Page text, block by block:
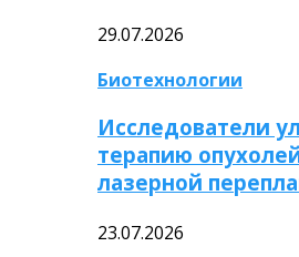
29.07.2026
Биотехнологии
Исследователи
терапию
лазерной
23.07.2026